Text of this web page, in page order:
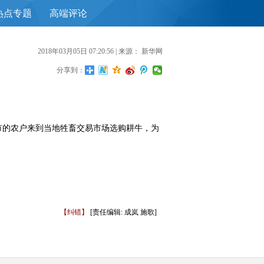
点专题 高端评论
2018年03月05日 07:20:56 | 来源： 新华网
分享到：
农户来到当地牲畜交易市场选购耕牛，为
【纠错】 [责任编辑: 成岚 施歌]